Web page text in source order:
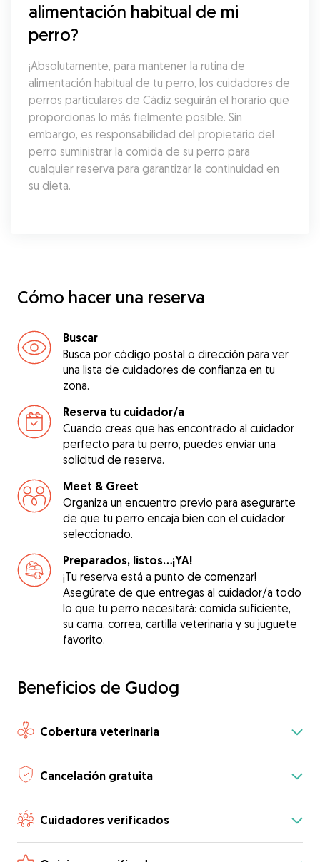
alimentación habitual de mi
perro?
¡Absolutamente, para mantener la rutina de
alimentación habitual de tu perro, los cuidadores de
perros particulares de Cádiz seguirán el horario que
proporcionas lo más fielmente posible. Sin
embargo, es responsabilidad del propietario del
perro suministrar la comida de su perro para
cualquier reserva para garantizar la continuidad en
su dieta.
Cómo hacer una reserva
Buscar
Busca por código postal o dirección para ver
una lista de cuidadores de confianza en tu
zona.
Reserva tu cuidador/a
Cuando creas que has encontrado al cuidador
perfecto para tu perro, puedes enviar una
solicitud de reserva.
Meet & Greet
Organiza un encuentro previo para asegurarte
de que tu perro encaja bien con el cuidador
seleccionado.
Preparados, listos...¡YA!
¡Tu reserva está a punto de comenzar!
Asegúrate de que entregas al cuidador/a todo
lo que tu perro necesitará: comida suficiente,
su cama, correa, cartilla veterinaria y su juguete
favorito.
Beneficios de Gudog
Cobertura veterinaria
Cancelación gratuita
Cuidadores verificados